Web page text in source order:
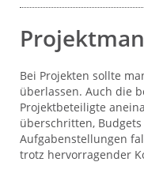
Bei Projekten sollte
überlassen. Auch die
Projektbeteiligte
überschritten,
Aufgabenstellungen
trotz hervorragender